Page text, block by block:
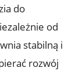
do
od
stabilną i
rozwój